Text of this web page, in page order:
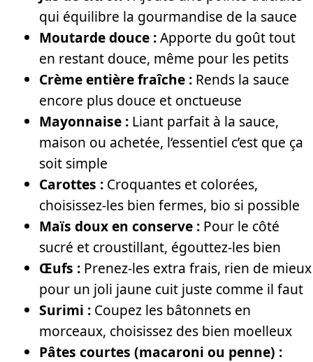
qui équilibre la gourmandise de la sauce
Moutarde douce :Apporte du goût tout
en restant douce, même pour les petits
Crème entière fraîche : Rends la sauce
encore plus douce et onctueuse
Mayonnaise : Liant parfait à la sauce,
maison ou achetée, l‘essentiel c’est que ça
soit simple
Carottes : Croquantes et colorées,
choisissez-les bien fermes, bio si possible
Maïs doux en conserve : Pour le côté
sucré et croustillant, égouttez-les bien
Œufs : Prenez-les extra frais, rien de mieux
pour un joli jaune cuit juste comme il faut
Surimi : Coupez les bâtonnets en
morceaux, choisissez des bien moelleux
Pâtes courtes (macaroni ou penne) :